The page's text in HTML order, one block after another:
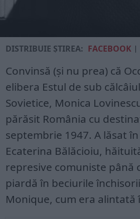
DISTRIBUIE ȘTIREA: FACEBOOK |
Convinsă (și nu prea) că
elibera Estul de sub
Sovietice, Monica
părăsit România cu
septembrie 1947. A lăsat
Ecaterina Bălăcioiu,
represive comuniste până
piardă în beciurile
Monique, cum era alintată